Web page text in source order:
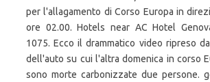
per l'allagamento di Corso Europa in
ore 02.00. Hotels near AC Hotel
1075. Ecco il drammatico video ripreso
dell'auto su cui l'altra domenica in corso
sono morte carbonizzate due persone.